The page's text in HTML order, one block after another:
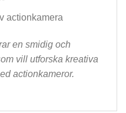
actionkamera
en smidig och
vill utforska kreativa
actionkameror.